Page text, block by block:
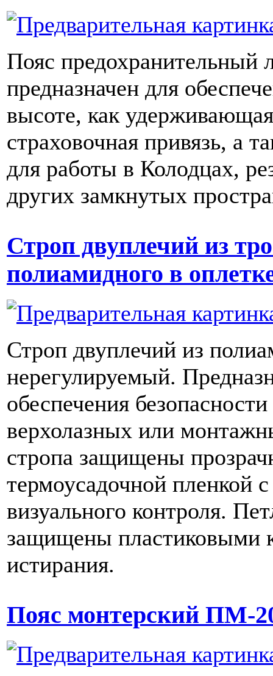
Пояс
предназначен для
высоте, как
страховочная привязь, а
для работы в Колодцах,
других замкнутых
Строп двуплечий из
полиамидного в
Строп двуплечий из
нерегулируемый.
обеспечения
верхолазных или
стропа защищены
термоусадочной пленкой
визуального контроля.
защищены пластиковыми
истирания.
Пояс монтерский ПМ-